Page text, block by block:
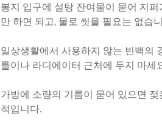
봉지 입구에 설탕 잔여물이 묻어 지
만 하면 되고, 물로 씻을 필요는 없습
일상생활에서 사용하지 않는 빈백의
틀이나 라디에이터 근처에 두지 마세
가방에 소량의 기름이 묻어 있으면
적입니다.